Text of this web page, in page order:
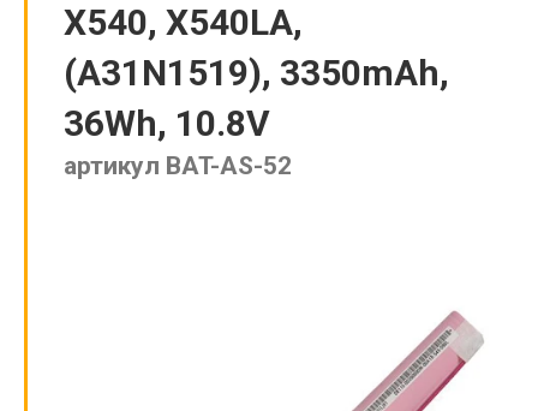
X540, X540LA,
(A31N1519), 3350mAh,
36Wh, 10.8V
артикул BAT-AS-52